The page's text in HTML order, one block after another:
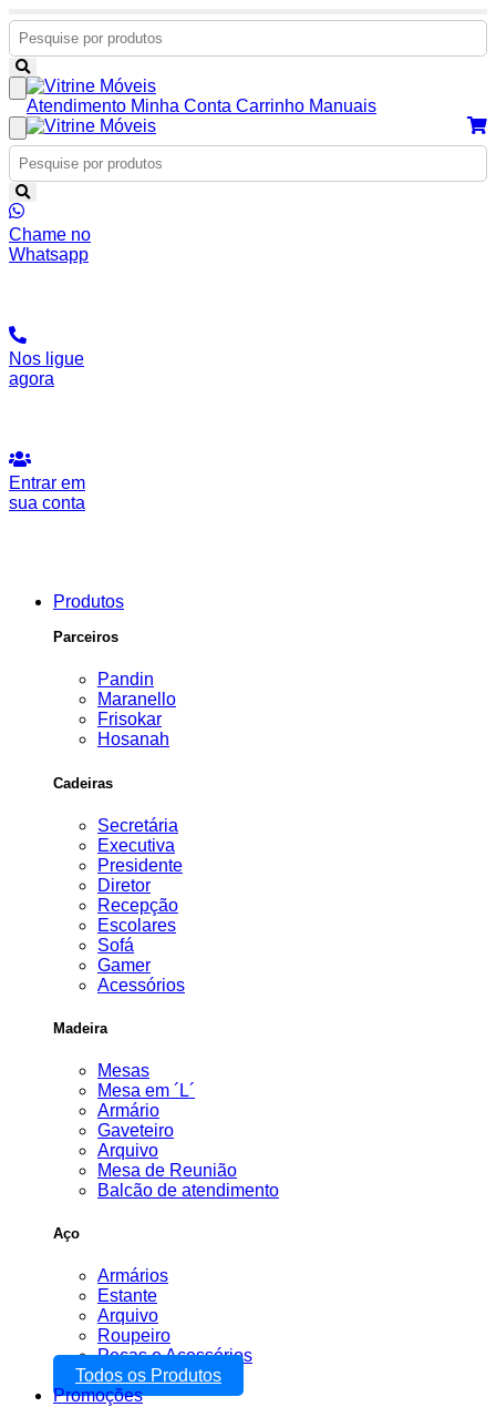
Atendimento Minha Conta Carrinho Manuais
Chame no
Whatsapp
Nos ligue
agora
Entrar em
sua conta
Produtos
Parceiros
Pandin
Maranello
Frisokar
Hosanah
Cadeiras
Secretária
Executiva
Presidente
Diretor
Recepção
Escolares
Sofá
Gamer
Acessórios
Madeira
Mesas
Mesa em ´L´
Armário
Gaveteiro
Arquivo
Mesa de Reunião
Balcão de atendimento
Aço
Armários
Estante
Arquivo
Roupeiro
Peças e Acessórios
Todos os Produtos
Promoções